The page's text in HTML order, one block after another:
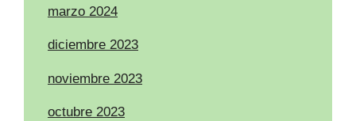
marzo 2024
diciembre 2023
noviembre 2023
octubre 2023